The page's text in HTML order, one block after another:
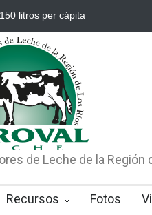
leche produce en Chile (15%)
de Leche de la Región
Recursos Fotos